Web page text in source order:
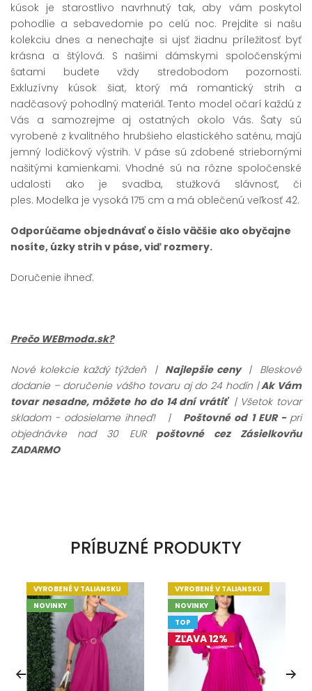
kúsok je starostlivo navrhnutý tak, aby vám poskytol
pohodlie a sebavedomie po celú noc. Prejdite si našu
kolekciu dnes a nenechajte si ujsť žiadnu príležitosť byť
krásna a štýlová. S našimi dámskymi spoločenskými
šatami budete vždy stredobodom pozornosti.
Exkluzívny kúsok šiat, ktorý má romantický strih a
nadčasový pohodlný materiál. Tento model očarí každú z
Vás a samozrejme aj ostatných okolo Vás. Šaty sú
vyrobené z kvalitného hrubšieho elastického saténu, majú
jemný lodičkový výstrih. V páse sú zdobené striebornými
našitými kamienkami. Vhodné sú na rôzne spoločenské
udalosti ako je svadba, stužková slávnosť, či
ples. Modelka je vysoká 175 cm a má oblečenú veľkosť 42.
Odporúčame objednávať o číslo väčšie ako obyčajne
nosíte, úzky strih v páse, viď rozmery.
Doručenie ihneď.
Prečo WEBmoda.sk?
Nové kolekcie každý týždeň |Najlepšie ceny | Bleskové
dodanie – doručenie vášho tovaru aj do 24 hodín |Ak Vám
tovar nesadne, môžete ho do 14 dní vrátiť | Všetok tovar
skladom - odosielame ihneď!
| Poštovné od 1 EUR - pri
objednávke nad 30 EURpoštovné cez Zásielkovňu
ZADARMO
PRÍBUZNÉ PRODUKTY
VYROBENÉ V TALIANSKU
NOVINKY
VYROBENÉ V TALIANSKU
NOVINKY
TOP
ZĽAVA 12%